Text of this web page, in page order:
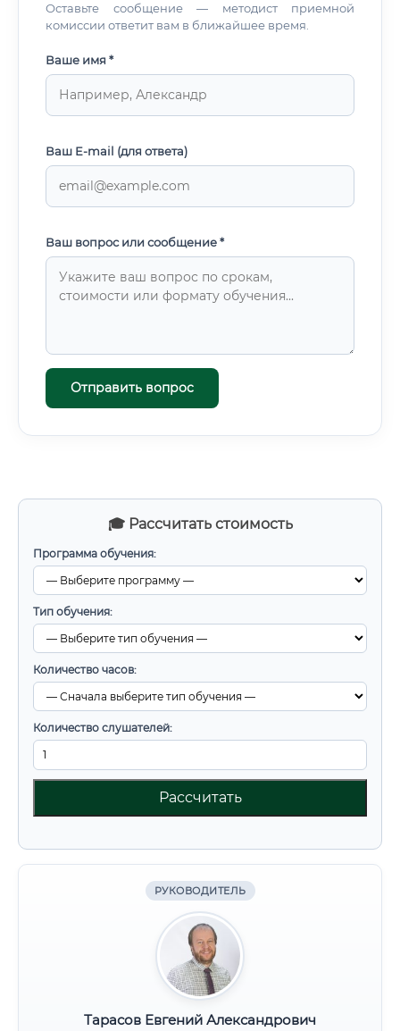
🎓 Рассчитать стоимость
Программа обучения:
Тип обучения:
Количество часов:
Количество слушателей:
Рассчитать
РУКОВОДИТЕЛЬ
Тарасов Евгений Александрович
Оставьте сообщение — методист приемной
комиссии ответит вам в ближайшее время.
Ваше имя *
Ваш E-mail (для ответа)
Ваш вопрос или сообщение *
Отправить вопрос